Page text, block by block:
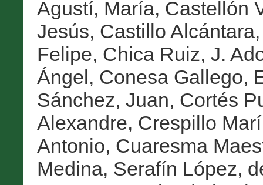
Agustí, María, Castellón
Jesús, Castillo
Felipe, Chica Ruiz, J.
Ángel, Conesa Gallego,
Sánchez, Juan, Cortés
Alexandre, Crespillo
Antonio, Cuaresma
Medina, Serafín López,